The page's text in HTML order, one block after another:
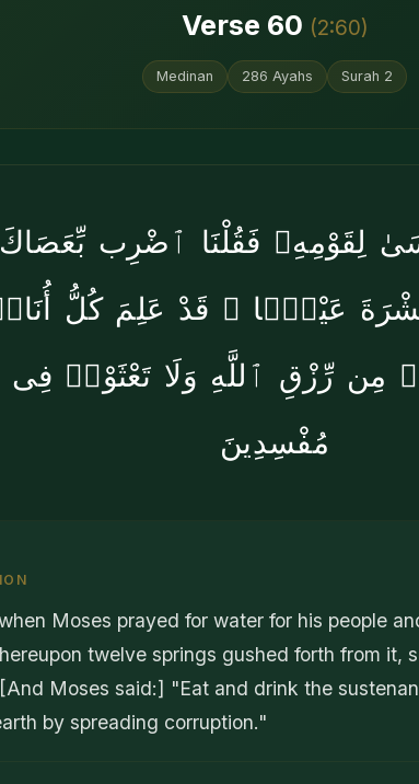
Verse 60 (2:60)
Medinan 286 Ayahs Surah 2
لِقَوْمِهِۦ فَقُلْنَا ٱضْرِب
عَشْرَةَ عَيْنًۭا ۖ قَدْ عَلِمَ كُلُّ
مِن رِّزْقِ ٱللَّهِ وَلَا تَعْثَوْا۟ فِى
مُفْسِدِينَ
Moses prayed for water for his people
twelve springs gushed forth from it,
Moses said:] "Eat and drink the
by spreading corruption."